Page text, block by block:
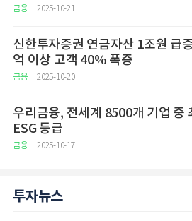
금융 2025-10-21
신한투자증권 연금자산 1조원 급
억 이상 고객 40% 폭증
금융 2025-10-20
우리금융, 전세계 8500개 기업 중
ESG 등급
금융 2025-10-17
투자뉴스